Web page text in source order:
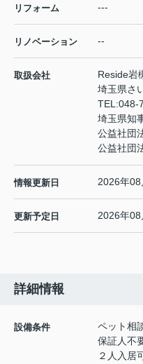
リフォーム ---
リノベーション --
取扱会社
Reside岩
埼玉県さ
TEL:048-
埼玉県知
公益社団
公益社団
情報更新日 2026年08
更新予定日 2026年08
詳細情報
設備条件
ペット相
保証人不
２人入居